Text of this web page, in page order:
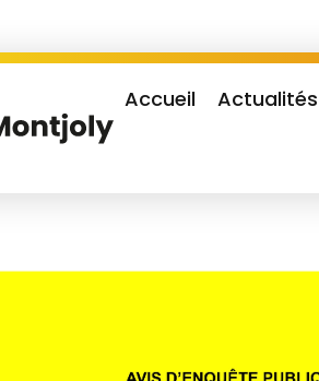
Accueil Actualités